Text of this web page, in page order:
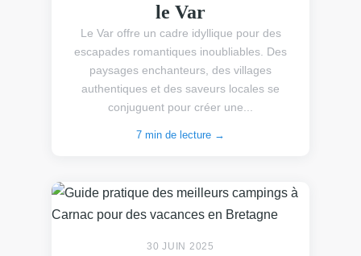
le Var
Le Var offre un cadre idyllique pour des
escapades romantiques inoubliables. Des
paysages enchanteurs, des villages
authentiques et des saveurs locales se
conjuguent pour créer une...
7 min de lecture →
30 JUIN 2025